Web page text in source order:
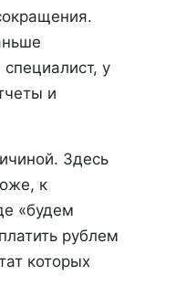
у
и
Здесь
к
«будем
рублем
которых